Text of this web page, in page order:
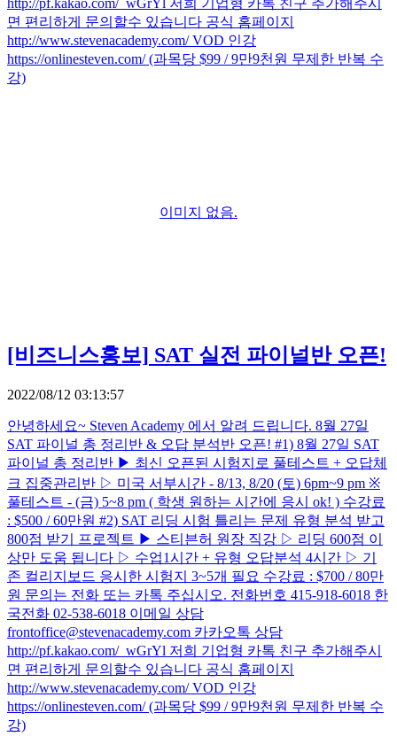
http://pf.kakao.com/_wGrYl 저희 기업형 카톡 친구 추가해주시
면 편리하게 문의할수 있습니다 공식 홈페이지
http://www.stevenacademy.com/ VOD 인강
https://onlinesteven.com/ (과목당 $99 / 9만9천원 무제한 반복 수
강)
이미지 없음.
[비즈니스홍보] SAT 실전 파이널반 오픈!
2022/08/12 03:13:57
안녕하세요~ Steven Academy 에서 알려 드립니다. 8월 27일
SAT 파이널 총 정리반 & 오답 분석반 오픈! #1) 8월 27일 SAT
파이널 총 정리반 ▶ 최신 오픈된 시험지로 풀테스트 + 오답체
크 집중관리반 ▷ 미국 서부시간 - 8/13, 8/20 (토) 6pm~9 pm ※
풀테스트 - (금) 5~8 pm ( 학생 원하는 시간에 응시 ok! ) 수강료
: $500 / 60만원 #2) SAT 리딩 시험 틀리는 문제 유형 분석 받고
800점 받기 프로젝트 ▶ 스티븐허 원장 직강 ▷ 리딩 600점 이
상만 도움 됩니다 ▷ 수업1시간 + 유형 오답분석 4시간 ▷ 기
존 컬리지보드 응시한 시험지 3~5개 필요 수강료 : $700 / 80만
원 문의는 전화 또는 카톡 주십시오. 전화번호 415-918-6018 한
국전화 02-538-6018 이메일 상담
frontoffice@stevenacademy.com 카카오톡 상담
http://pf.kakao.com/_wGrYl 저희 기업형 카톡 친구 추가해주시
면 편리하게 문의할수 있습니다 공식 홈페이지
http://www.stevenacademy.com/ VOD 인강
https://onlinesteven.com/ (과목당 $99 / 9만9천원 무제한 반복 수
강)